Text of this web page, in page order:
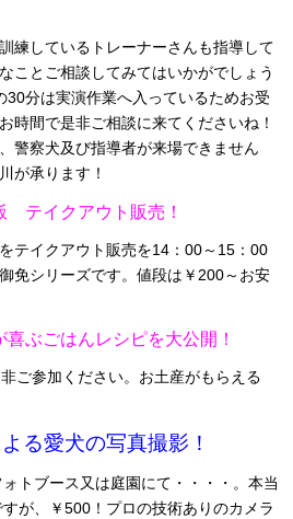
練しているトレーナーさんも指導して
ことご相談してみてはいかがでしょう
分は実演作業へ入っているためお受
時間で是非ご相談に来てくださいね！
警察犬及び指導者が来場できません
が承ります！
テイクアウト販売！
テイクアウト販売を14：00～15：00
免シリーズです。値段は￥200～お安
ぶごはんレシピを大公開！
ご参加ください。お土産がもらえる
る愛犬の写真撮影！
トブース又は庭園にて・・・・。本当
が、￥500！プロの技術ありのカメラ